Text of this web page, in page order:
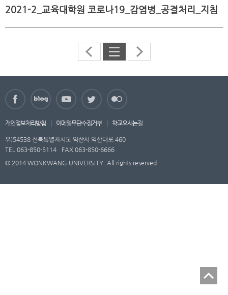
2021-2_교육대학원 코로나19_감염병_공결처리_지침
개인정보처리방침 이메일무단수집거부 학교오시는길
우)54538 전북특별자치도 익산시 익산대로 460
TEL 063-850-5114
FAX 063-850-6666
© 2014 WONKWANG UNIVERSITY. All rights reserved